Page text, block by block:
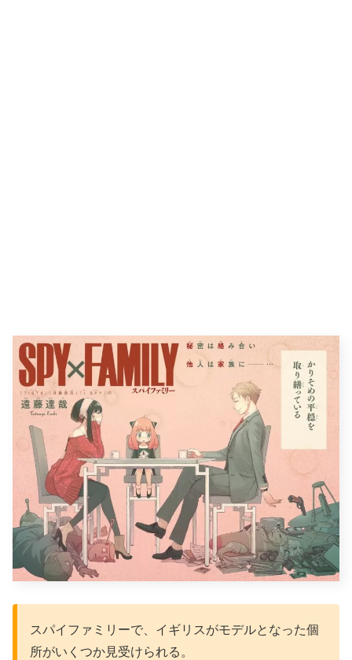
スパイファミリーで、イギリスがモデルとなった個
所がいくつか見受けられる。